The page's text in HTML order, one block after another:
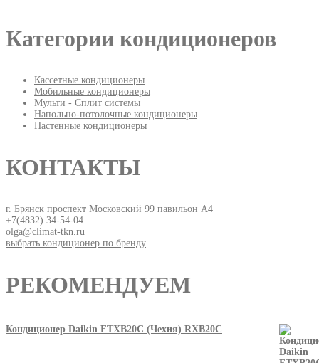
Категории кондиционеров
Кассетные кондиционеры
Мобильные кондиционеры
Мульти - Сплит системы
Напольно-потолочные кондиционеры
Настенные кондиционеры
КОНТАКТЫ
г. Брянск проспект Московский 99 павильон А4
+7(4832) 34-54-04
olga@climat-tkn.ru
выбрать кондиционер по бренду
РЕКОМЕНДУЕМ
Кондиционер Daikin FTXB20C (Чехия) RXB20C